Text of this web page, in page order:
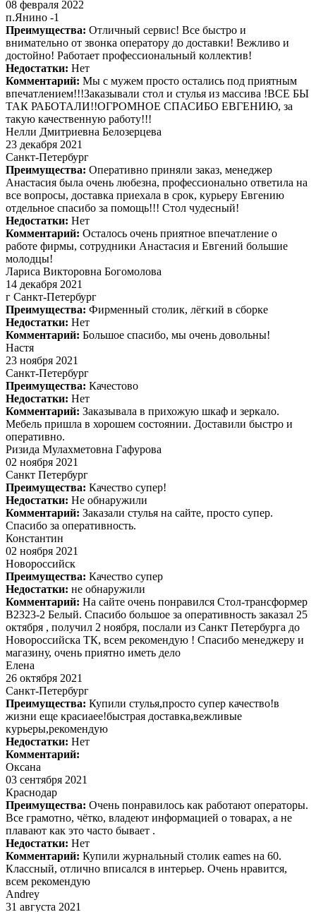
08 февраля 2022
п.Янино -1
Преимущества: Отличный сервис! Все быстро и
внимательно от звонка оператору до доставки! Вежливо и
достойно! Работает профессиональный коллектив!
Недостатки: Нет
Комментарий: Мы с мужем просто остались под приятным
впечатлением!!!Заказывали стол и стулья из массива !ВСЕ БЫ
ТАК РАБОТАЛИ!!ОГРОМНОЕ СПАСИБО ЕВГЕНИЮ, за
такую качественную работу!!!
Нелли Дмитриевна Белозерцева
23 декабря 2021
Санкт-Петербург
Преимущества: Оперативно приняли заказ, менеджер
Анастасия была очень любезна, профессионально ответила на
все вопросы, доставка приехала в срок, курьеру Евгению
отдельное спасибо за помощь!!! Стол чудесный!
Недостатки: Нет
Комментарий: Осталось очень приятное впечатление о
работе фирмы, сотрудники Анастасия и Евгений большие
молодцы!
Лариса Викторовна Богомолова
14 декабря 2021
г Санкт-Петербург
Преимущества: Фирменный столик, лёгкий в сборке
Недостатки: Нет
Комментарий: Большое спасибо, мы очень довольны!
Настя
23 ноября 2021
Санкт-Петербург
Преимущества: Качестово
Недостатки: Нет
Комментарий: Заказывала в прихожую шкаф и зеркало.
Мебель пришла в хорошем состоянии. Доставили быстро и
оперативно.
Ризида Мулахметовна Гафурова
02 ноября 2021
Санкт Петербург
Преимущества: Качество супер!
Недостатки: Не обнаружили
Комментарий: Заказали стулья на сайте, просто супер.
Спасибо за оперативность.
Константин
02 ноября 2021
Новороссийск
Преимущества: Качество супер
Недостатки: не обнаружили
Комментарий: На сайте очень понравился Стол-трансформер
B2323-2 Белый. Спасибо большое за оперативность заказал 25
октября , получил 2 ноября, послали из Санкт Петербурга до
Новороссийска ТК, всем рекомендую ! Спасибо менеджеру и
магазину, очень приятно иметь дело
Елена
26 октября 2021
Санкт-Петербург
Преимущества: Купили стулья,просто супер качество!в
жизни еще красиаее!быстрая доставка,вежливые
курьеры,рекомендую
Недостатки: Нет
Комментарий:
Оксана
03 сентября 2021
Краснодар
Преимущества: Очень понравилось как работают операторы.
Все грамотно, чётко, владеют информацией о товарах, а не
плавают как это часто бывает .
Недостатки: Нет
Комментарий: Купили журнальный столик eames на 60.
Классный, отлично вписался в интерьер. Очень нравится,
всем рекомендую
Andrey
31 августа 2021